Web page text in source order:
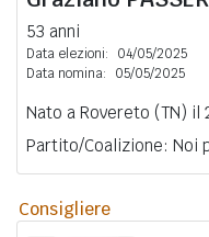
53 anni
Data elezioni:
04/05/2025
Data nomina:
05/05/2025
Nato a Rovereto (TN) il
Partito/Coalizione: Noi
Consigliere